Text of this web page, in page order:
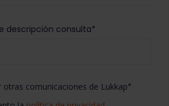
descripción consulta*
otras comunicaciones de Lukkap*